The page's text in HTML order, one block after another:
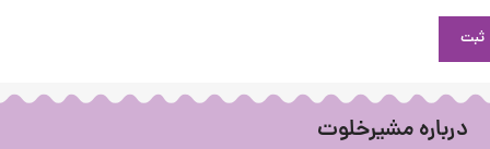
درباره مشیرخلوت